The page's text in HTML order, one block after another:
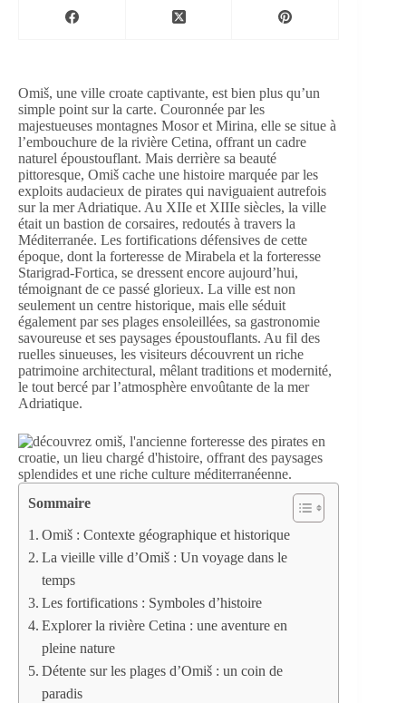
Omiš, une ville croate captivante, est bien plus qu’un
simple point sur la carte. Couronnée par les
majestueuses montagnes Mosor et Mirina, elle se situe à
l’embouchure de la rivière Cetina, offrant un cadre
naturel époustouflant. Mais derrière sa beauté
pittoresque, Omiš cache une histoire marquée par les
exploits audacieux de pirates qui naviguaient autrefois
sur la mer Adriatique. Au XIIe et XIIIe siècles, la ville
était un bastion de corsaires, redoutés à travers la
Méditerranée. Les fortifications défensives de cette
époque, dont la forteresse de Mirabela et la forteresse
Starigrad-Fortica, se dressent encore aujourd’hui,
témoignant de ce passé glorieux. La ville est non
seulement un centre historique, mais elle séduit
également par ses plages ensoleillées, sa gastronomie
savoureuse et ses paysages époustouflants. Au fil des
ruelles sinueuses, les visiteurs découvrent un riche
patrimoine architectural, mêlant traditions et modernité,
le tout bercé par l’atmosphère envoûtante de la mer
Adriatique.
Sommaire
Omiš : Contexte géographique et historique
La vieille ville d’Omiš : Un voyage dans le
temps
Les fortifications : Symboles d’histoire
Explorer la rivière Cetina : une aventure en
pleine nature
Détente sur les plages d’Omiš : un coin de
paradis